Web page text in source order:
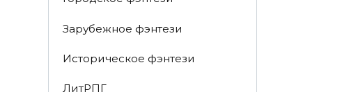
Зарубежное фэнтези
Историческое фэнтези
ЛитРПГ